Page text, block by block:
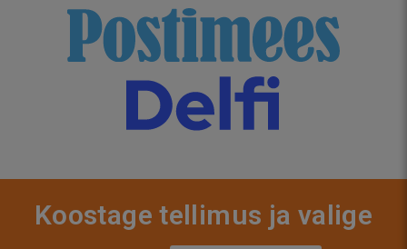
Koostage tellimus ja valige